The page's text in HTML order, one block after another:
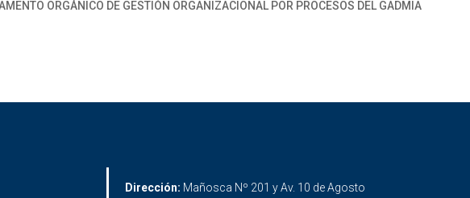
ORGÁNICO DE GESTIÓN ORGANIZACIONAL POR PROCESOS DEL GADMIA
Dirección: Mañosca Nº 201 y Av. 10 de Agosto